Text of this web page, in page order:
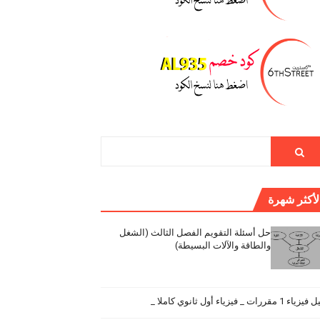
شهرة
حل أسئلة التقويم الفصل الثالث (الشغل
والطاقة والآلات البسيطة)
1 مقررات _ فيزياء أول ثانوي كاملا _